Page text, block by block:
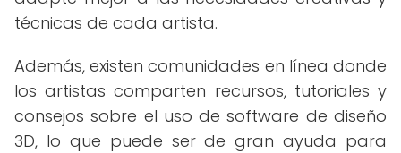
técnicas de cada artista.
Además, existen comunidades en línea donde
los artistas comparten recursos, tutoriales y
consejos sobre el uso de software de diseño
3D, lo que puede ser de gran ayuda para